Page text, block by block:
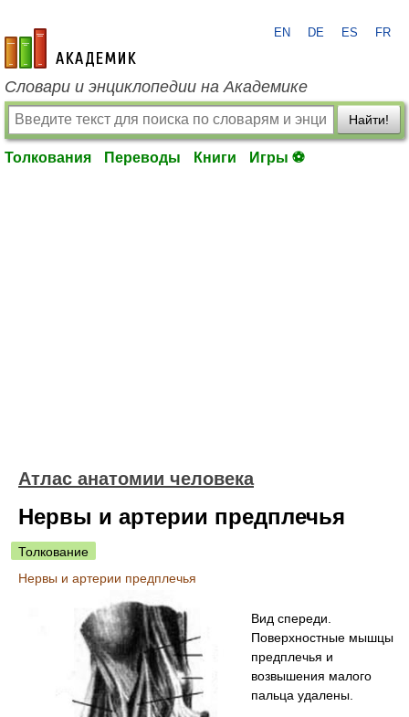
academic.ru
EN DE ES FR
Словари и энциклопедии на Академике
Найти!
Толкования Переводы Книги Игры ⚽
Атлас анатомии человека
Нервы и артерии предплечья
Толкование
Нервы и артерии предплечья
Вид спереди.
Поверхностные мышцы
предплечья и
возвышения малого
пальца удалены.